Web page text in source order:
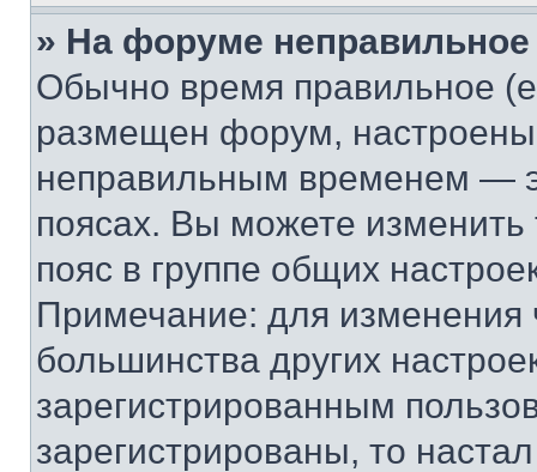
» На форуме
Обычно время правильное
размещен форум, настроены
неправильным временем —
поясах. Вы можете изменить
пояс в группе общих
Примечание: для изменения
большинства других
зарегистрированным
зарегистрированы, то